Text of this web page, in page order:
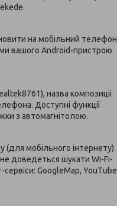
на мобільний телефон
вашого Android-пристрою
назва композиції
Доступні функції
з автомагнітолою.
(для мобільного інтернету)
доведеться шукати Wi-Fi-
GoogleMap, YouTube